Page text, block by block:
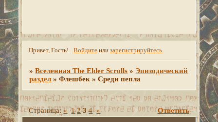
Привет, Гость! Войдитеили зарегистрируйтесь.
»Вселенная The Elder Scrolls » Эпизодический
раздел »Флешбек » Среди пепла
Страница:« 1 2 3 4 » Ответить